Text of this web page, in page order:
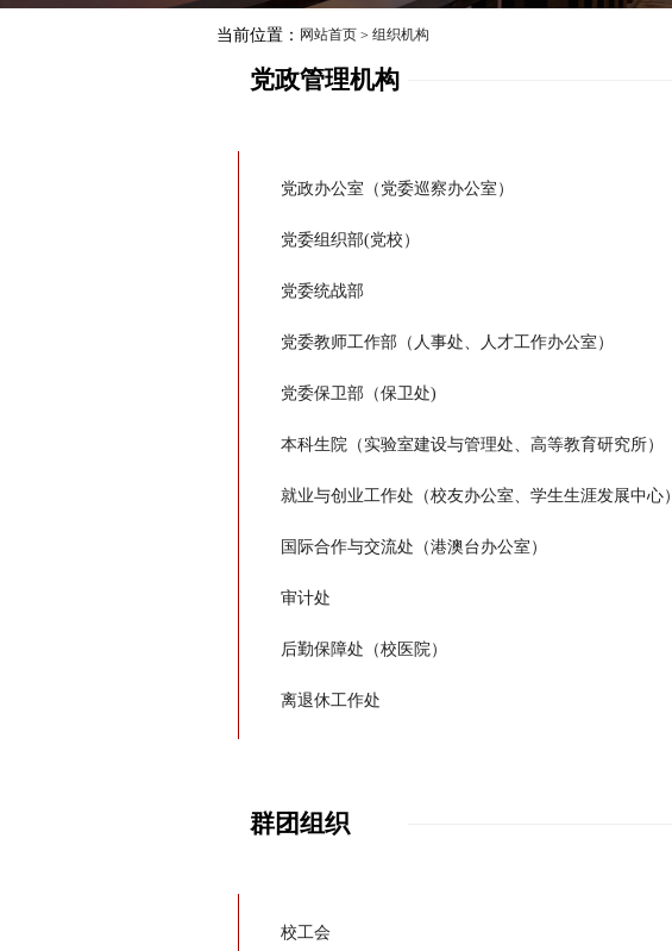
当前位置： 网站首页 > 组织机构
党政管理机构
党政办公室（党委巡察办公室）
党委组织部(党校）
党委统战部
党委教师工作部（人事处、人才工作办公室）
党委保卫部（保卫处)
本科生院（实验室建设与管理处、高等教育研究所）
就业与创业工作处（校友办公室、学生生涯发展中心）
国际合作与交流处（港澳台办公室）
审计处
后勤保障处（校医院）
离退休工作处
群团组织
校工会